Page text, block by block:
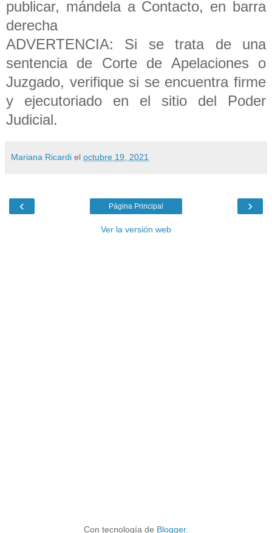
publicar, mándela a Contacto, en barra
derecha
ADVERTENCIA: Si se trata de una
sentencia de Corte de Apelaciones o
Juzgado, verifique si se encuentra firme
y ejecutoriado en el sitio del Poder
Judicial.
Mariana Ricardi el octubre 19, 2021
‹ ›
Página Principal
Ver la versión web
Con tecnología de Blogger.